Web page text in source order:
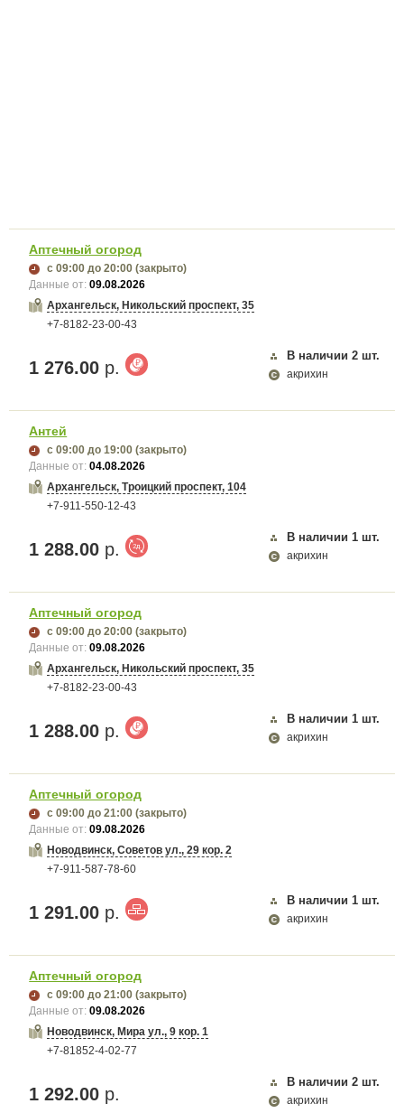
Аптечный огород
с 09:00 до 20:00 (закрыто)
Данные от:09.08.2026
Архангельск, Никольский проспект, 35
+7-8182-23-00-43
1 276.00 р.
В наличии 2 шт.
акрихин
Антей
с 09:00 до 19:00 (закрыто)
Данные от:04.08.2026
Архангельск, Троицкий проспект, 104
+7-911-550-12-43
1 288.00 р.
В наличии 1 шт.
акрихин
Аптечный огород
с 09:00 до 20:00 (закрыто)
Данные от:09.08.2026
Архангельск, Никольский проспект, 35
+7-8182-23-00-43
1 288.00 р.
В наличии 1 шт.
акрихин
Аптечный огород
с 09:00 до 21:00 (закрыто)
Данные от:09.08.2026
Новодвинск, Советов ул., 29 кор. 2
+7-911-587-78-60
1 291.00 р.
В наличии 1 шт.
акрихин
Аптечный огород
с 09:00 до 21:00 (закрыто)
Данные от:09.08.2026
Новодвинск, Мира ул., 9 кор. 1
+7-81852-4-02-77
1 292.00 р.
В наличии 2 шт.
акрихин